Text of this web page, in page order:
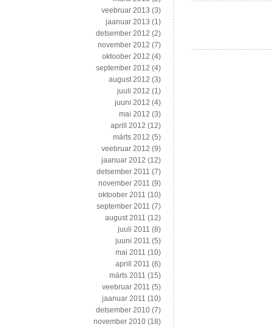
veebruar 2013 (3)
jaanuar 2013 (1)
detsember 2012 (2)
november 2012 (7)
oktoober 2012 (4)
september 2012 (4)
august 2012 (3)
juuli 2012 (1)
juuni 2012 (4)
mai 2012 (3)
aprill 2012 (12)
märts 2012 (5)
veebruar 2012 (9)
jaanuar 2012 (12)
detsember 2011 (7)
november 2011 (9)
oktoober 2011 (10)
september 2011 (7)
august 2011 (12)
juuli 2011 (8)
juuni 2011 (5)
mai 2011 (10)
aprill 2011 (6)
märts 2011 (15)
veebruar 2011 (5)
jaanuar 2011 (10)
detsember 2010 (7)
november 2010 (18)